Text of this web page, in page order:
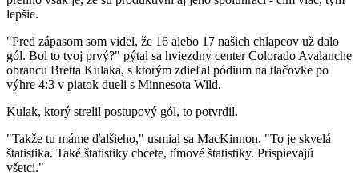
lepšie.
"Pred zápasom som videl, že 16 alebo 17 našich chlapcov už dalo
gól. Bol to tvoj prvý?" pýtal sa hviezdny center Colorado Avalanche
obrancu Bretta Kulaka, s ktorým zdieľal pódium na tlačovke po
výhre 4:3 v piatok dueli s Minnesota Wild.
Kulak, ktorý strelil postupový gól, to potvrdil.
"Takže tu máme ďalšieho," usmial sa MacKinnon. "To je skvelá
štatistika. Také štatistiky chcete, tímové štatistiky. Prispievajú
všetci."